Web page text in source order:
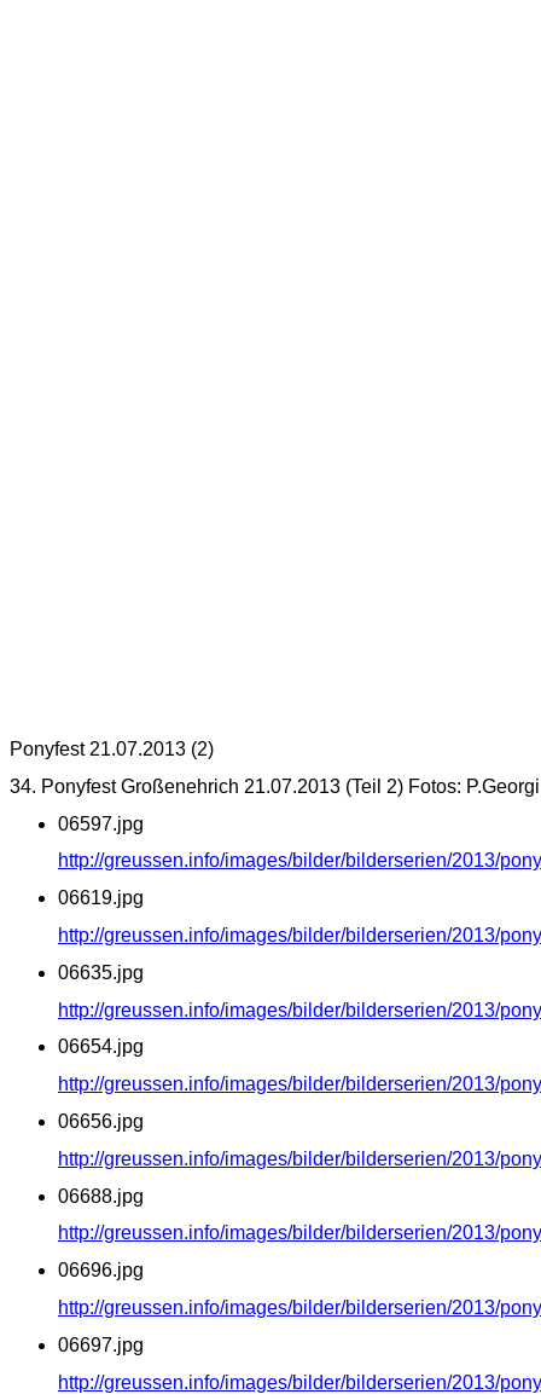
Ponyfest 21.07.2013 (2)
34. Ponyfest Großenehrich 21.07.2013 (Teil 2) Fotos: P.Georgi
06597.jpg
http://greussen.info/images/bilder/bilderserien/2013/
06619.jpg
http://greussen.info/images/bilder/bilderserien/2013/
06635.jpg
http://greussen.info/images/bilder/bilderserien/2013/
06654.jpg
http://greussen.info/images/bilder/bilderserien/2013/
06656.jpg
http://greussen.info/images/bilder/bilderserien/2013/
06688.jpg
http://greussen.info/images/bilder/bilderserien/2013/
06696.jpg
http://greussen.info/images/bilder/bilderserien/2013/
06697.jpg
http://greussen.info/images/bilder/bilderserien/2013/